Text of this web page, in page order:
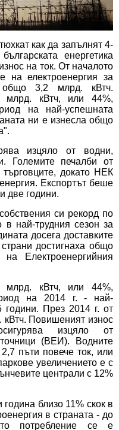
как да запълнят 4-
енергетика
на ток. От началото
на електроенергия за
общо 3,2 млрд. кВтч.
млрд. кВтч, или 44%,
на най-успешната
ни е изнесла общо
изцяло от водни,
Големите печалби от
докато НЕК
Експортът беше
две години.
си рекорд по
в най-трудния сезон за
досега доставките
достигнаха общо
Електроенергийния
млрд. кВтч, или 44%,
на 2014 г. - най-
години. През 2014 г. от
кВтч. Повишеният износ
изцяло от
(ВЕИ). Водните
пъти повече ток, или
увеличението е с
централи с 12%
близо 11% скок в
в страната - до
потребление се е